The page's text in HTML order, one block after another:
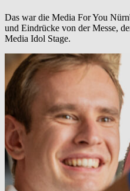
Das war die Media For You
und Eindrücke von der Messe,
Media Idol Stage.